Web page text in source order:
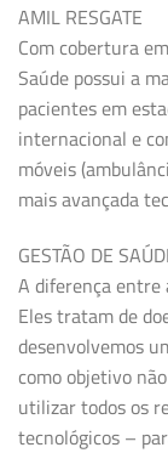
AMIL RESGATE
Com cobertura
Saúde possui a
pacientes em
internacional e
móveis
mais avançada
GESTÃO DE
A diferença entre
Eles tratam de
desenvolvemos
como objetivo
utilizar todos os
tecnológicos –